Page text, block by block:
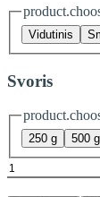
Vidutinis
Svoris
250 g 500 g